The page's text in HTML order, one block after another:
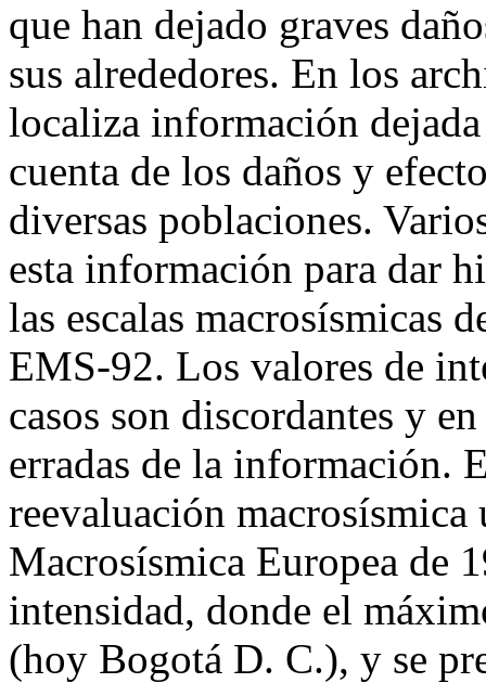
que han dejado graves
sus alrededores. En los
localiza información
cuenta de los daños y
diversas poblaciones.
esta información para dar
las escalas macrosísmicas
EMS-92. Los valores de
casos son discordantes y
erradas de la información.
reevaluación
Macrosísmica Europea de
intensidad, donde el
(hoy Bogotá D. C.), y se